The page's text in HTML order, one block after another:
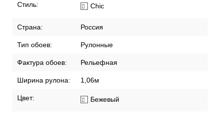
Стиль: Chic
Страна: Россия
Тип обоев: Рулонные
Фактура обоев: Рельефная
Ширина рулона: 1,06м
Цвет: Бежевый